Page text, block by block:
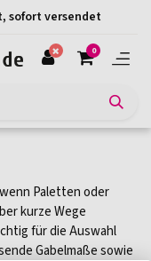
sofort versendet
0
Paletten oder
kurze Wege
für die Auswahl
Gabelmaße sowie